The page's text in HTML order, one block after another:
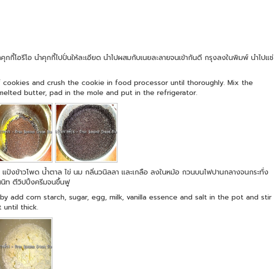
กกี้โอรีโอ นำคุกกี้ไปปั่นให้ละเอียด นำไปผสมกับเนยละลายจนเข้ากันดี กรุงลงในพิมพ์ นำไปแช่
and crush the cookie in food processor until thoroughly. Mix the
butter, pad in the mole and put in the refrigerator.
ป้งข้าวโพด น้ำตาล ไข่ นม กลิ่นวนิลลา และเกลือ ลงในหม้อ กวนบนไฟปานกลางจนกระทั่ง
นิท ตีวิปปิ้งครีมจนขึ้นฟู
add corn starch, sugar, egg, milk, vanilla essence and salt in the pot and stir
until thick.